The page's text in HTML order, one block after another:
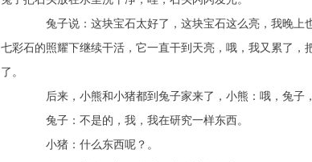
兔子说：这块宝石太好了，这块宝石这么亮，我晚上
七彩石的照耀下继续干活，它一直干到天亮，哦，我又累了
了。
后来，小熊和小猪都到兔子家来了，小熊：哦，兔子
兔子：不是的，我，我在研究一样东西。
小猪：什么东西呢？。